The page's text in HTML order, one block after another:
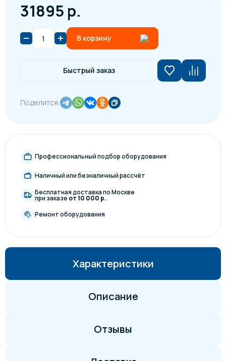
31895 р.
В корзину
Быстрый заказ
Поделится:
Профессиональный подбор оборудования
Наличный или безналичный рассчёт
Бесплатная доставка по Москве
при заказе от 10 000 р.
Ремонт оборудования
Характеристики
Описание
Отзывы